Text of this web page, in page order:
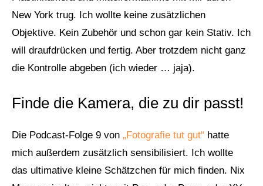
New York trug. Ich wollte keine zusätzlichen
Objektive. Kein Zubehör und schon gar kein Stativ. Ich
will draufdrücken und fertig. Aber trotzdem nicht ganz
die Kontrolle abgeben (ich wieder … jaja).
Finde die Kamera, die zu dir passt!
Die Podcast-Folge 9 von „Fotografie tut gut“ hatte
mich außerdem zusätzlich sensibilisiert. Ich wollte
das ultimative kleine Schätzchen für mich finden. Nix